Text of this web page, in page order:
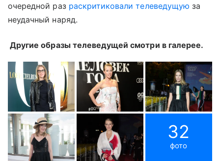
очередной раз раскритиковали телеведущую за
неудачный наряд.
Другие образы телеведущей смотри в галерее.
32
фото